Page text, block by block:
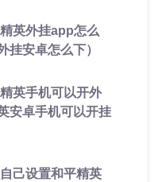
英外挂app怎么
挂安卓怎么下）
英手机可以开外
安卓手机可以开挂
己设置和平精英